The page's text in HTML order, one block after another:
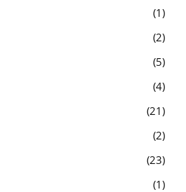
1
2
5
4
21
2
23
1